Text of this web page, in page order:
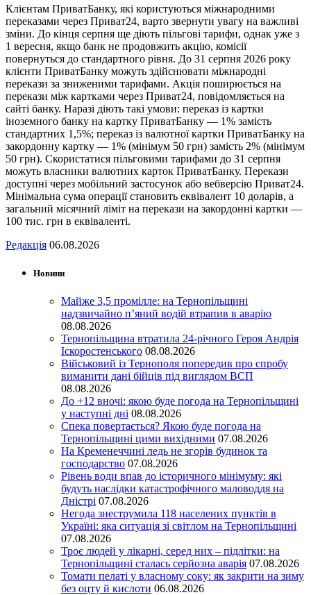
Клієнтам ПриватБанку, які користуються міжнародними
переказами через Приват24, варто звернути увагу на важливі
зміни. До кінця серпня ще діють пільгові тарифи, однак уже з
1 вересня, якщо банк не продовжить акцію, комісії
повернуться до стандартного рівня. До 31 серпня 2026 року
клієнти ПриватБанку можуть здійснювати міжнародні
перекази за зниженими тарифами. Акція поширюється на
перекази між картками через Приват24, повідомляється на
сайті банку. Наразі діють такі умови: переказ із картки
іноземного банку на картку ПриватБанку — 1% замість
стандартних 1,5%; переказ із валютної картки ПриватБанку на
закордонну картку — 1% (мінімум 50 грн) замість 2% (мінімум
50 грн). Скористатися пільговими тарифами до 31 серпня
можуть власники валютних карток ПриватБанку. Перекази
доступні через мобільний застосунок або вебверсію Приват24.
Мінімальна сума операції становить еквівалент 10 доларів, а
загальний місячний ліміт на перекази на закордонні картки —
100 тис. грн в еквіваленті.
Редакція 06.08.2026
Новини
Майже 3,5 промілле: на Тернопільщині
надзвичайно п’яний водій втрапив в аварію
08.08.2026
Тернопільщина втратила 24-річного Героя Андрія
Іскоростенського 08.08.2026
Військовий із Тернополя попередив про спробу
виманити дані бійців під виглядом ВСП
08.08.2026
До +12 вночі: якою буде погода на Тернопільщині
у наступні дні 08.08.2026
Спека повертається? Якою буде погода на
Тернопільщині цими вихідними 07.08.2026
На Кременеччині ледь не згорів будинок та
господарство 07.08.2026
Рівень води впав до історичного мінімуму: які
будуть наслідки катастрофічного маловоддя на
Дністрі 07.08.2026
Негода знеструмила 118 населених пунктів в
Україні: яка ситуація зі світлом на Тернопільщині
07.08.2026
Троє людей у лікарні, серед них – підлітки: на
Тернопільщині сталась серйозна аварія 07.08.2026
Томати пелаті у власному соку: як закрити на зиму
без оцту й кислоти 06.08.2026